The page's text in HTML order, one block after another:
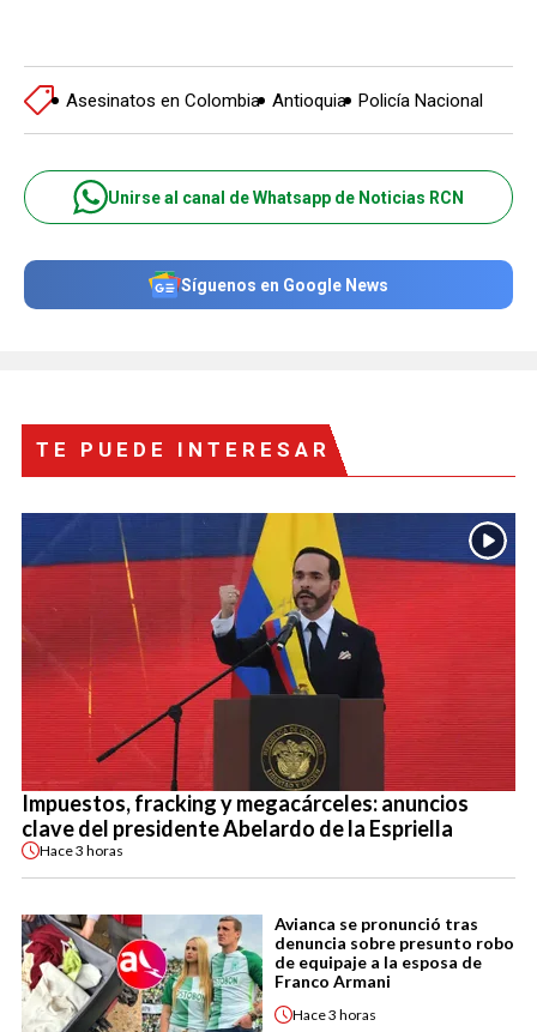
Asesinatos en Colombia Antioquia Policía Nacional
Unirse al canal de Whatsapp de Noticias RCN
Síguenos en Google News
TE PUEDE INTERESAR
Impuestos, fracking y megacárceles: anuncios
clave del presidente Abelardo de la Espriella
Hace3 horas
Avianca se pronunció tras
denuncia sobre presunto robo
de equipaje a la esposa de
Franco Armani
Hace3 horas